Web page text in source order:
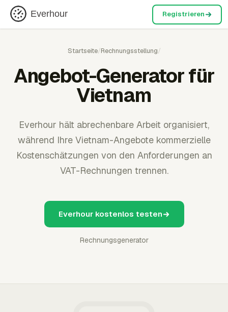
Everhour Registrieren
Startseite/Rechnungsstellung/
Angebot-Generator für
Vietnam
Everhour hält abrechenbare Arbeit organisiert,
während Ihre Vietnam-Angebote kommerzielle
Kostenschätzungen von den Anforderungen an
VAT-Rechnungen trennen.
Everhour kostenlos testen
Rechnungsgenerator